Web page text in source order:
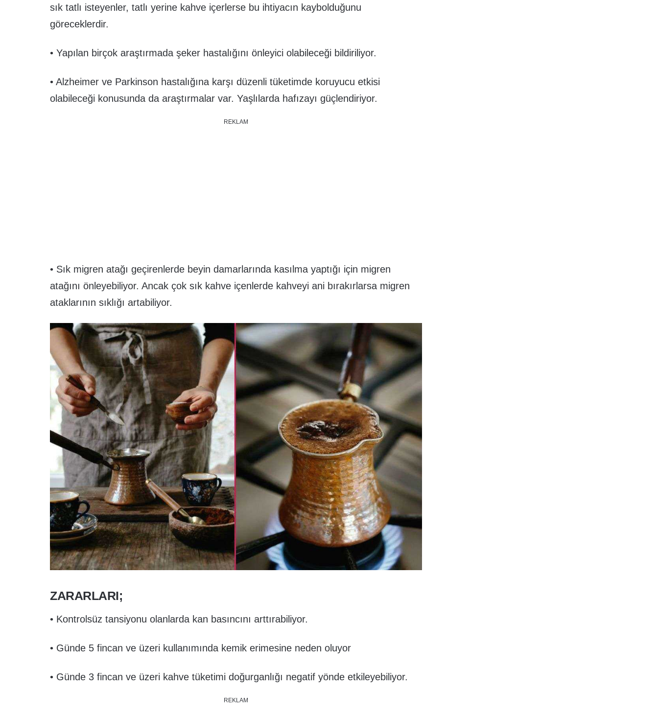
sık tatlı isteyenler, tatlı yerine kahve içerlerse bu ihtiyacın kaybolduğunu
göreceklerdir.
• Yapılan birçok araştırmada şeker hastalığını önleyici olabileceği bildiriliyor.
• Alzheimer ve Parkinson hastalığına karşı düzenli tüketimde koruyucu etkisi
olabileceği konusunda da araştırmalar var. Yaşlılarda hafızayı güçlendiriyor.
REKLAM
• Sık migren atağı geçirenlerde beyin damarlarında kasılma yaptığı için migren
atağını önleyebiliyor. Ancak çok sık kahve içenlerde kahveyi ani bırakırlarsa migren
ataklarının sıklığı artabiliyor.
ZARARLARI;
• Kontrolsüz tansiyonu olanlarda kan basıncını arttırabiliyor.
• Günde 5 fincan ve üzeri kullanımında kemik erimesine neden oluyor
• Günde 3 fincan ve üzeri kahve tüketimi doğurganlığı negatif yönde etkileyebiliyor.
REKLAM